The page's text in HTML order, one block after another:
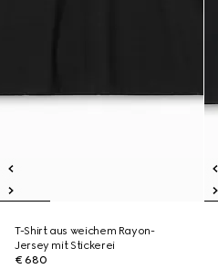
T-Shirt aus weichem Rayon-
Jersey mit Stickerei
€ 680